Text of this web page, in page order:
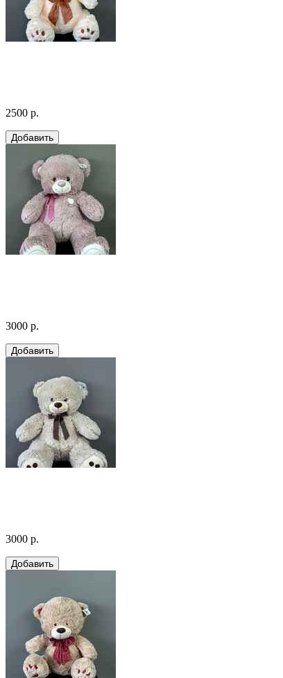
2500 р.
3000 р.
3000 р.